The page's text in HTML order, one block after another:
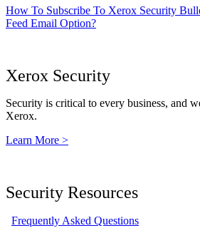
How To Subscribe To Xerox Security
Feed Email Option?
Xerox Security
Security is critical to every business, and
Xerox.
Learn More >
Security Resources
Frequently Asked Questions